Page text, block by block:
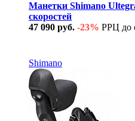
Манетки Shimano
скоростей
47 090 руб. -23% РРЦ до
Shimano